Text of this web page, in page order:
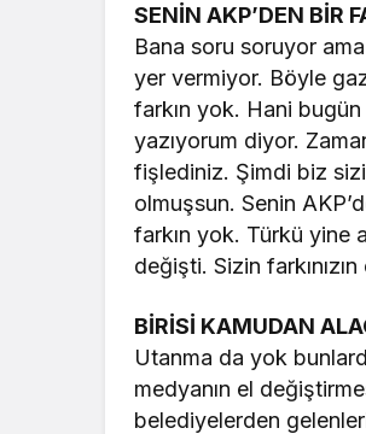
SENİN AKP’DEN BİR
Bana soru soruyor
yer vermiyor. Böyle
farkın yok. Hani
yazıyorum diyor.
fişlediniz. Şimdi biz
olmuşsun. Senin
farkın yok. Türkü yine
değişti. Sizin farkınızın
BİRİSİ KAMUDAN
Utanma da yok
medyanın el
belediyelerden